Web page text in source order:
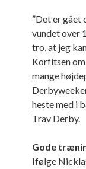
”Det er gået
vundet over
tro, at jeg
Korfitsen
mange
heste med i
Trav Derby.
Gode
Ifølge